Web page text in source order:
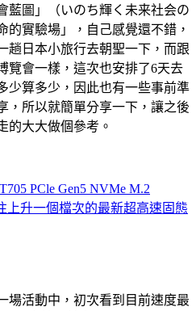
藍圖」（いのち輝く未来社会の
的實驗場」，自己感覺還不錯，
趟日本小旅行去朝聖一下，而跟
覽會一樣，這次也安排了6天去
少算多少，因此也有一些事前準
，所以就簡單分享一下，讓之後
的大大做個參考。
PCle Gen5 NVMe M.2
上升一個檔次的最新超高速固態
場活動中，初次看到目前速度最